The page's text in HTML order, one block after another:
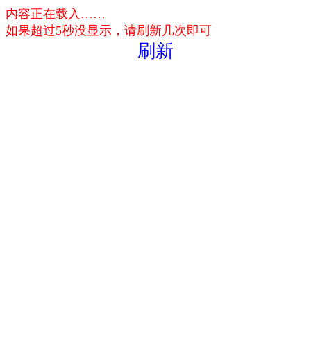
内容正在载入……
如果超过5秒没显示，请刷新几次即可
刷新